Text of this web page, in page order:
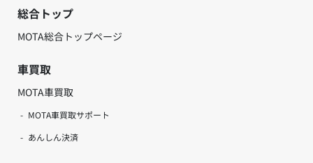
総合トップ
MOTA総合トップページ
車買取
MOTA車買取
MOTA車買取サポート
あんしん決済